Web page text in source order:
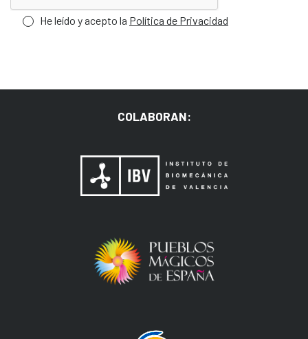
He leído y acepto la Política de Privacidad
COLABORAN: